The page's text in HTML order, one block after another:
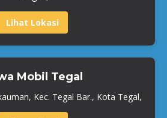
Lihat Lokasi
Mobil Tegal
Kec. Tegal Bar., Kota Tegal,